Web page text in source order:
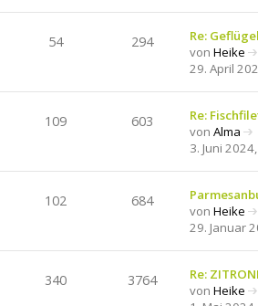
54 294
Re:
von Heike
29. April
109 603
Re:
von Alma
s
t
e
3. Juni
102 684
von Heike
29. Januar
340 3764
Re:
von Heike